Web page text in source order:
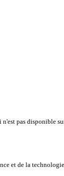
pas disponible
et de la technologie